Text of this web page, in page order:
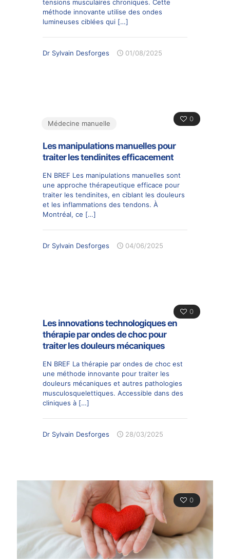
tensions musculaires chroniques. Cette
méthode innovante utilise des ondes
lumineuses ciblées qui […]
Dr Sylvain Desforges 01/08/2025
0
Médecine manuelle
Les manipulations manuelles pour
traiter les tendinites efficacement
EN BREF Les manipulations manuelles sont
une approche thérapeutique efficace pour
traiter les tendinites, en ciblant les douleurs
et les inflammations des tendons. À
Montréal, ce […]
Dr Sylvain Desforges 04/06/2025
0
Les innovations technologiques en
thérapie par ondes de choc pour
traiter les douleurs mécaniques
EN BREF La thérapie par ondes de choc est
une méthode innovante pour traiter les
douleurs mécaniques et autres pathologies
musculosquelettiques. Accessible dans des
cliniques à […]
Dr Sylvain Desforges 28/03/2025
0